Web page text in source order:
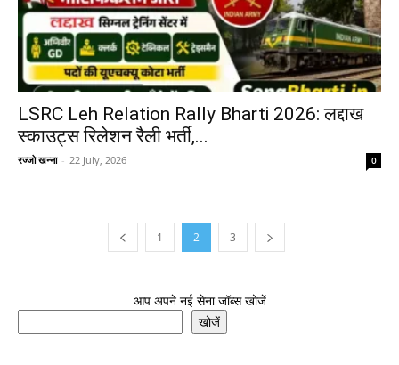
LSRC Leh Relation Rally Bharti 2026: लद्दाख
स्काउट्स रिलेशन रैली भर्ती,...
रज्जो खन्ना - 22 July, 2026 0
1 2 3
आप अपने नई सेना जॉब्स खोजें
खोजें